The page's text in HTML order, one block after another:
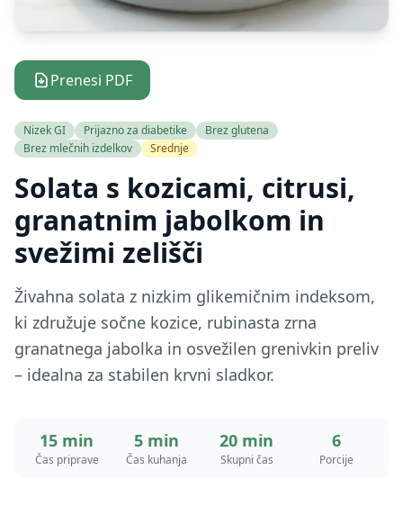
Prenesi PDF
Nizek GI Prijazno za diabetike
Brez glutena
Brez mlečnih izdelkov
Srednje
Solata s kozicami, citrusi,
granatnim jabolkom in
svežimi zelišči
Živahna solata z nizkim glikemičnim indeksom,
ki združuje sočne kozice, rubinasta zrna
granatnega jabolka in osvežilen grenivkin preliv
– idealna za stabilen krvni sladkor.
15 min
Čas priprave
5 min
Čas kuhanja
20 min
Skupni čas
6
Porcije